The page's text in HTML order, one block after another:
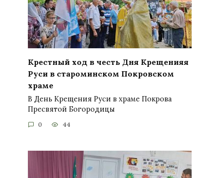
Крестный ход в честь Дня Крещенияя
Руси в староминском Покровском
храме
В День Крещения Руси в храме Покрова
Пресвятой Богородицы
0 44